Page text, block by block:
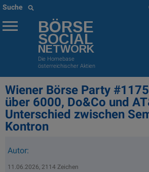
Suche
BÖRSE
SOCIAL
NETWORK
Die Homebase
österreichischer Aktien
Wiener Börse Party
über 6000, Do&Co und
Unterschied zwischen
Kontron
Autor:
11.06.2026, 2114 Zeichen